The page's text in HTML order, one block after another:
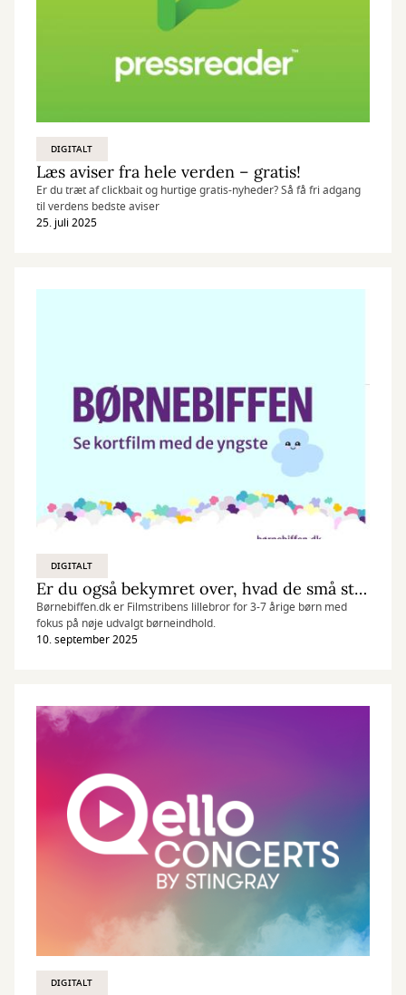
DIGITALT
Læs aviser fra hele verden – gratis!
Er du træt af clickbait og hurtige gratis-nyheder? Så få fri adgang
til verdens bedste aviser
25. juli 2025
DIGITALT
Er du også bekymret over, hvad de små støder på på nettet?
Børnebiffen.dk er Filmstribens lillebror for 3-7 årige børn med
fokus på nøje udvalgt børneindhold.
10. september 2025
DIGITALT